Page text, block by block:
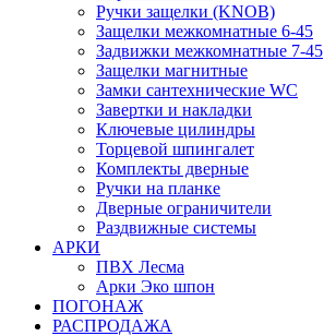
Ручки защелки (KNOB)
Защелки межкомнатные 6-45
Задвижки межкомнатные 7-45
Защелки магнитные
Замки сантехнические WC
Завертки и накладки
Ключевые цилиндры
Торцевой шпингалет
Комплекты дверные
Ручки на планке
Дверные ограничители
Раздвижные системы
АРКИ
ПВХ Лесма
Арки Эко шпон
ПОГОНАЖ
РАСПРОДАЖА